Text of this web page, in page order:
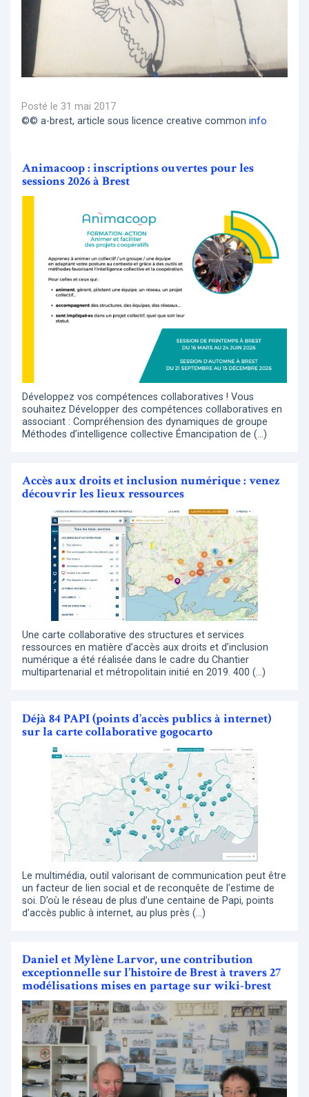
Posté le 31 mai 2017
©© a-brest, article sous licence creative common info
Animacoop : inscriptions ouvertes pour les
sessions 2026 à Brest
Développez vos compétences collaboratives ! Vous
souhaitez Développer des compétences collaboratives en
associant : Compréhension des dynamiques de groupe
Méthodes d’intelligence collective Émancipation de (…)
Accès aux droits et inclusion numérique : venez
découvrir les lieux ressources
Une carte collaborative des structures et services
ressources en matière d’accès aux droits et d’inclusion
numérique a été réalisée dans le cadre du Chantier
multipartenarial et métropolitain initié en 2019. 400 (…)
Déjà 84 PAPI (points d’accès publics à internet)
sur la carte collaborative gogocarto
Le multimédia, outil valorisant de communication peut être
un facteur de lien social et de reconquête de l’estime de
soi. D’où le réseau de plus d’une centaine de Papi, points
d’accès public à internet, au plus près (…)
Daniel et Mylène Larvor, une contribution
exceptionnelle sur l’histoire de Brest à travers 27
modélisations mises en partage sur wiki-brest